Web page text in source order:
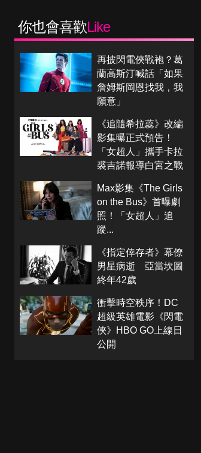
你也會喜歡Like
再披閃電俠戰袍？葛
蘭高斯汀喊話「如果
詹姆斯岡恩找我，我
願意」
《追隨希拉蕊》改編
影集曝正式預告！
「女超人」攜手卡拉
裘吉諾報導白宮之戰
Max影集《The Girls
on the Bus》首曝劇
照！「女超人」追
蹤...
《指定倖存者》幕僚
男星病逝 亞當坎圖
終年42歲
衝擊時空秩序！DC
超級英雄電影《閃電
俠》HBO GO上線日
公開